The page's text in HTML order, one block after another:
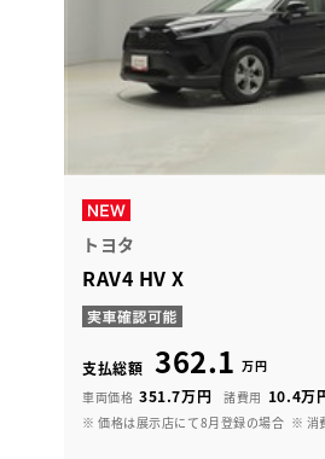
トヨタ
RAV4 HV X
支払総額 362.1 万円
車両価格 351.7万円 諸費用 10.4万
※ 価格は展示店にて8月登録の場合 ※ 消